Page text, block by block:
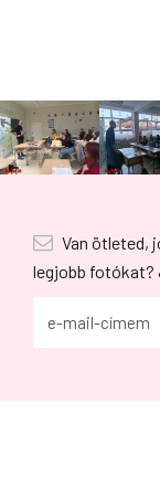
Van ötleted,
legjobb